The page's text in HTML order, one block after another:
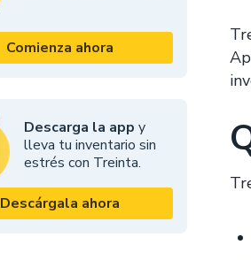
Comienza ahora
Descarga la app y
lleva tu inventario sin
estrés con Treinta.
Descárgala ahora